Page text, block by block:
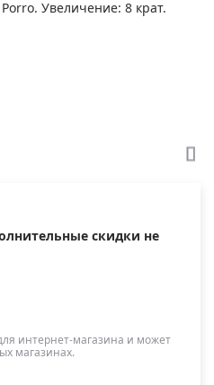
Увеличение: 8 крат.
скидки не
интернет-магазина и может
магазинах.